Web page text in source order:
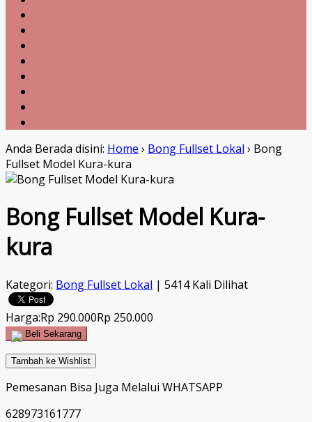
Anda Berada disini: Home › Bong Fullset Lokal › Bong
Fullset Model Kura-kura
Bong Fullset Model Kura-
kura
Kategori: Bong Fullset Lokal | 5414 Kali Dilihat
Harga:Rp 290.000Rp 250.000
Beli Sekarang
Tambah ke Wishlist
Pemesanan Bisa Juga Melalui WHATSAPP
628973161777